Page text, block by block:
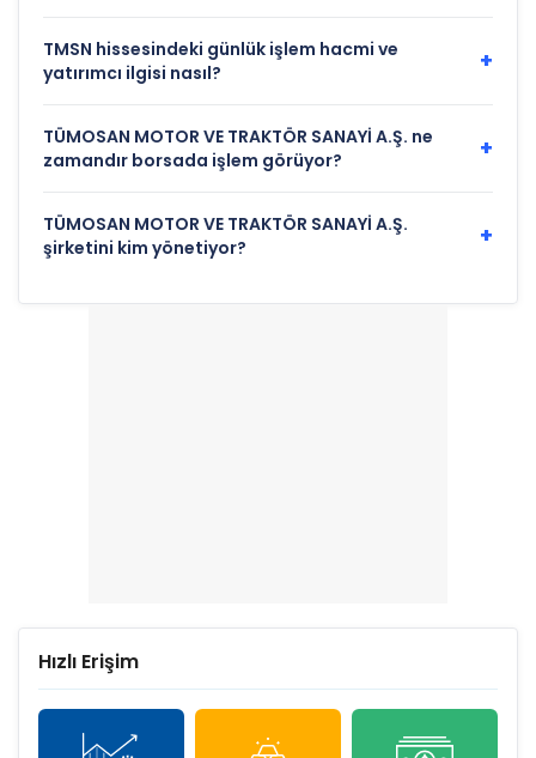
TMSN hissesindeki günlük işlem hacmi ve
yatırımcı ilgisi nasıl?
+
TÜMOSAN MOTOR VE TRAKTÖR SANAYİ A.Ş. ne
zamandır borsada işlem görüyor?
+
TÜMOSAN MOTOR VE TRAKTÖR SANAYİ A.Ş.
şirketini kim yönetiyor?
+
Hızlı Erişim